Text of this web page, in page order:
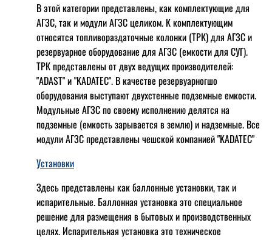
В этой категории представлены, как комплектующие для
АГЗС, так и модули АГЗС целиком. К комплектующим
относятся топливораздаточные колонки (ТРК) для АГЗС и
резервуарное оборудование для АГЗС (емкости для СУГ).
ТРК представлены от двух ведущих производителей:
"ADAST" и "KADATEC". В качестве резервуарногшо
оборудования выступают двухстенные подземные емкости.
Модульные АГЗС по своему исполнению делятся на
подземные (емкость зарывается в землю) и надземные. Все
модули АГЗС представлены чешской компанией "KADATEC"
Установки
Здесь представлены как баллонные установки, так и
испарительные. Баллонная установка это специальное
решение для размещения в бытовых и производственных
целях. Испарительная установка это техническое